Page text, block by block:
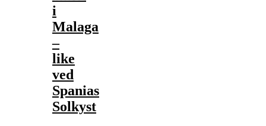
i
Malaga
–
like
ved
Spanias
Solkyst